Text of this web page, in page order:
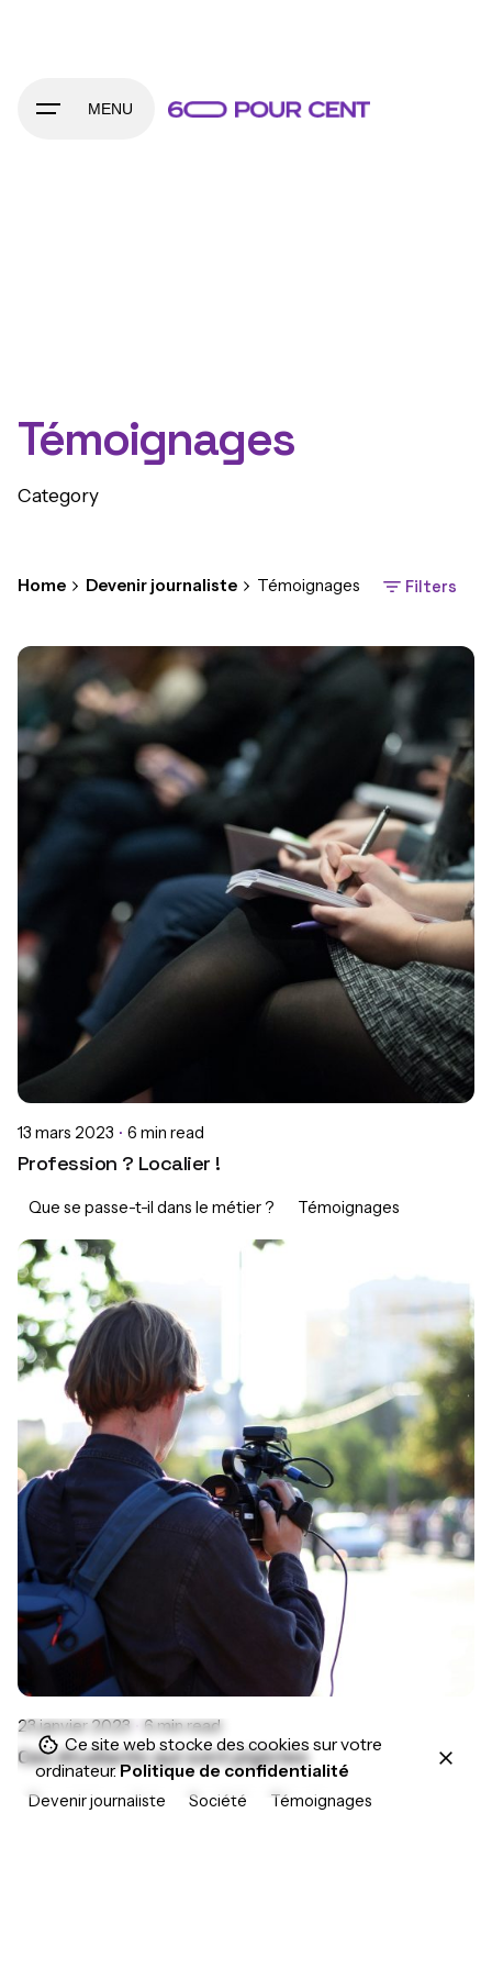
MENU
Témoignages
Category
Home Devenir journaliste Témoignages Filters
Posted by
Margaux Verdonckt
13 mars 2023 6 min read
Profession ? Localier !
Que se passe-t-il dans le métier ? Témoignages
Posted by
Alexia Lacoume
23 janvier 2023 6 min read
Ces étudiants qui sont pigistes
Devenir journaliste Société Témoignages
Ce site web stocke des cookies sur votre
ordinateur.Politique de confidentialité